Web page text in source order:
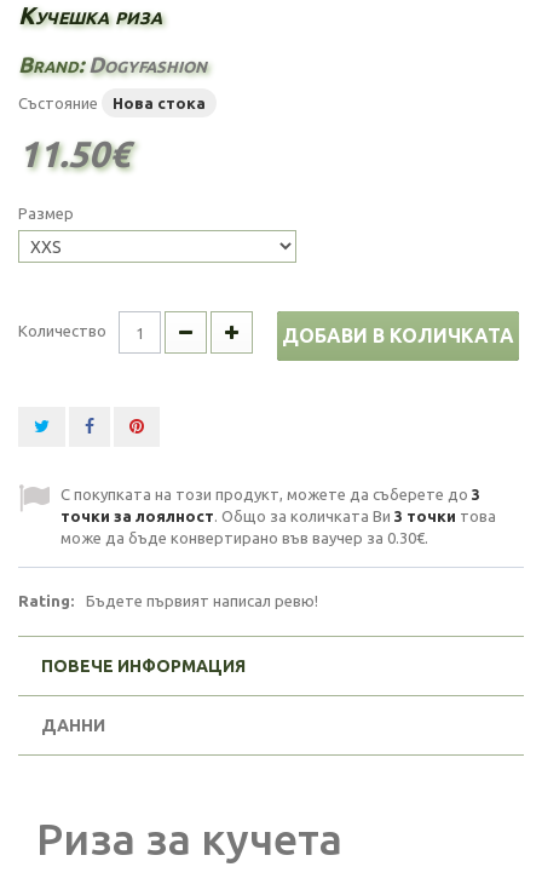
Кучешка риза
Brand:Dogyfashion
Състояние Нова стока
11.50€
Размер
Количество ДОБАВИ В КОЛИЧКАТА
С покупката на този продукт, можете да съберете до 3
точки за лоялност. Общо за количката Ви 3 точки това
може да бъде конвертирано във ваучер за 0.30€.
Rating: Бъдете първият написал ревю!
ПОВЕЧЕ ИНФОРМАЦИЯ
ДАННИ
Риза за кучета